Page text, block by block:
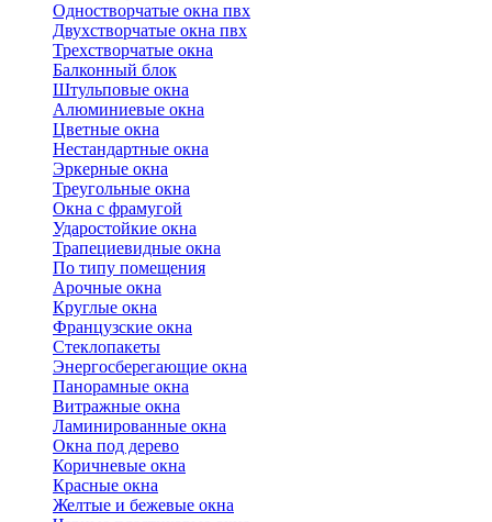
Одностворчатые окна пвх
Двухстворчатые окна пвх
Трехстворчатые окна
Балконный блок
Штульповые окна
Алюминиевые окна
Цветные окна
Нестандартные окна
Эркерные окна
Треугольные окна
Окна с фрамугой
Ударостойкие окна
Трапециевидные окна
По типу помещения
Арочные окна
Круглые окна
Французские окна
Стеклопакеты
Энергосберегающие окна
Панорамные окна
Витражные окна
Ламинированные окна
Окна под дерево
Коричневые окна
Красные окна
Желтые и бежевые окна